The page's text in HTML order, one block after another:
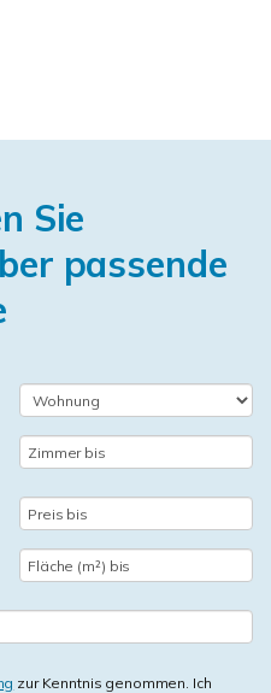
Sie
passende
zur Kenntnis genommen. Ich